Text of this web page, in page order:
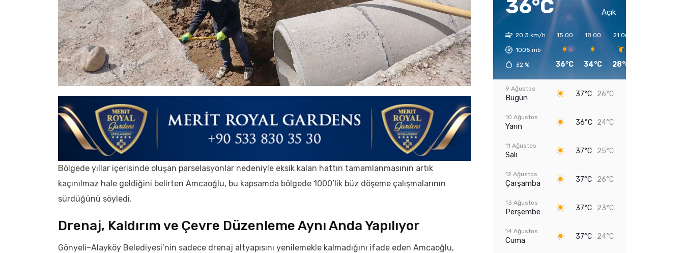
Bölgede yıllar içerisinde oluşan parselasyonlar nedeniyle eksik kalan hattın tamamlanmasının artık
kaçınılmaz hale geldiğini belirten Amcaoğlu, bu kapsamda bölgede 1000’lik büz döşeme çalışmalarının
sürdüğünü söyledi.
Drenaj, Kaldırım ve Çevre Düzenleme Aynı Anda Yapılıyor
Gönyeli–Alayköy Belediyesi’nin sadece drenaj altyapısını yenilemekle kalmadığını ifade eden Amcaoğlu,
36°C Açık
20.3 km/h
1005 mb
32 %
15:00
36°C
18:00
34°C
21:00
28°C
9 Ağustos
Bugün 37°C 26°C
10 Ağustos
Yarın 36°C 24°C
11 Ağustos
Salı 37°C 25°C
12 Ağustos
Çarşamba 37°C 26°C
13 Ağustos
Perşembe 37°C 23°C
14 Ağustos
Cuma 37°C 24°C